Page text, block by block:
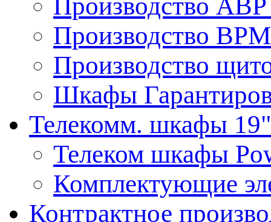
Производство ВРМ
Производство
Шкафы
Телекомм. шкафы
Телеком шкафы
Комплектующие
Контрактное